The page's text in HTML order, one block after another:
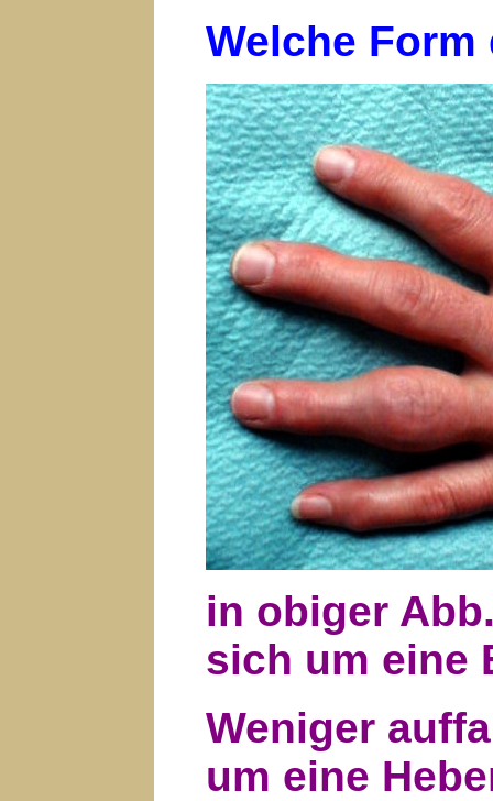
Welche
in obiger
sich um eine
Weniger
um eine